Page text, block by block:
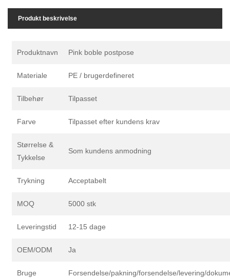
Produkt beskrivelse
Produktnavn Pink boble postpose
Materiale PE / brugerdefineret
Tilbehør Tilpasset
Farve Tilpasset efter kundens krav
Størrelse &
Tykkelse
Som kundens anmodning
Trykning Acceptabelt
MOQ 5000 stk
Leveringstid 12-15 dage
OEM/ODM Ja
Bruge Forsendelse/pakning/forsendelse/levering/